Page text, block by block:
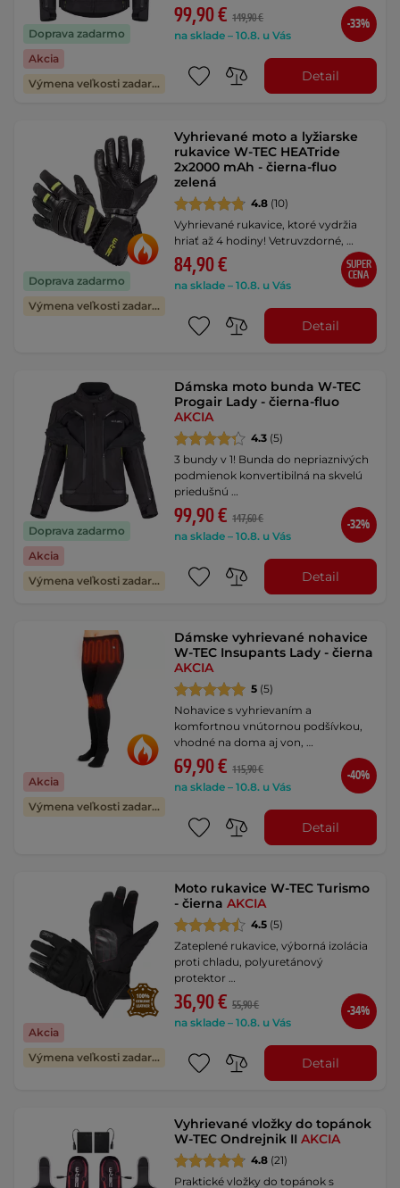
Doprava zadarmo
Akcia
Výmena veľkosti zadarmo
99,90 € 149,90 €
na sklade – 10.8. u Vás
-33%
Detail
Doprava zadarmo
Výmena veľkosti zadarmo
Vyhrievané moto a lyžiarske
rukavice W-TEC HEATride
2x2000 mAh - čierna-fluo
zelená
4.8 (10)
Vyhrievané rukavice, ktoré vydržia
hriať až 4 hodiny! Vetruvzdorné, …
84,90 €
na sklade – 10.8. u Vás
SUPER
CENA
Detail
Doprava zadarmo
Akcia
Výmena veľkosti zadarmo
Dámska moto bunda W-TEC
Progair Lady - čierna-fluo
AKCIA
4.3 (5)
3 bundy v 1! Bunda do nepriaznivých
podmienok konvertibilná na skvelú
priedušnú …
99,90 € 147,60 €
na sklade – 10.8. u Vás
-32%
Detail
Akcia
Výmena veľkosti zadarmo
Dámske vyhrievané nohavice
W-TEC Insupants Lady - čierna
AKCIA
5 (5)
Nohavice s vyhrievaním a
komfortnou vnútornou podšívkou,
vhodné na doma aj von, …
69,90 € 115,90 €
na sklade – 10.8. u Vás
-40%
Detail
Akcia
Výmena veľkosti zadarmo
Moto rukavice W-TEC Turismo
- čiernaAKCIA
4.5 (5)
Zateplené rukavice, výborná izolácia
proti chladu, polyuretánový
protektor …
36,90 € 55,90 €
na sklade – 10.8. u Vás
-34%
Detail
Vyhrievané vložky do topánok
W-TEC Ondrejnik IIAKCIA
4.8 (21)
Praktické vložky do topánok s